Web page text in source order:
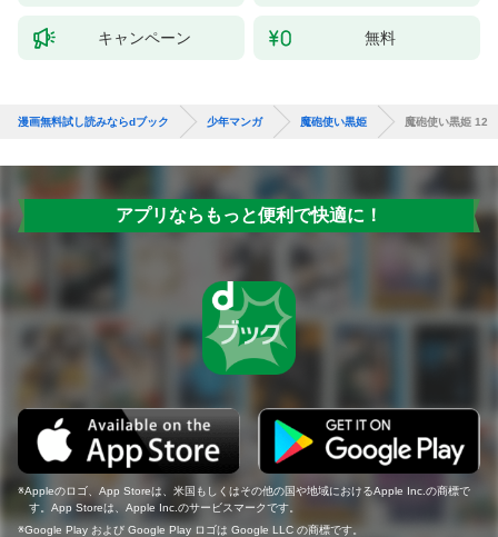
キャンペーン 無料
漫画無料試し読みならdブック 少年マンガ 魔砲使い黒姫 魔砲使い黒姫 12
アプリならもっと便利で快適に！
Appleのロゴ、App Storeは、米国もしくはその他の国や地域におけるApple Inc.の商標で
す。App Storeは、Apple Inc.のサービスマークです。
Google Play および Google Play ロゴは Google LLC の商標です。